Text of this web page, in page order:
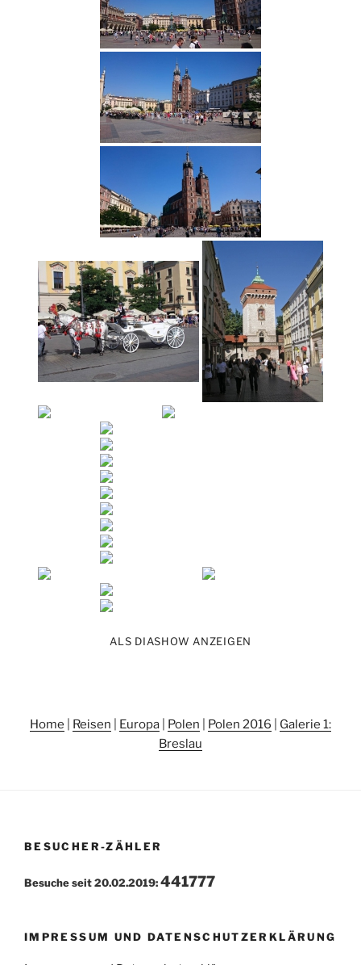
ALS DIASHOW ANZEIGEN
Home Reisen Europa Polen Polen 2016
Galerie 1:
Breslau
BESUCHER-ZÄHLER
Besuche seit 20.02.2019:441777
IMPRESSUM UND DATENSCHUTZERKLÄRUNG